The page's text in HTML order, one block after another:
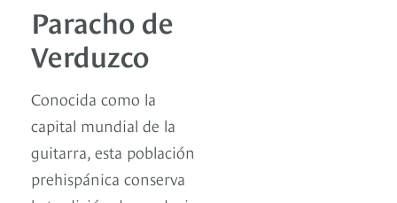
Paracho de
Verduzco
Conocida como la
capital mundial de la
guitarra, esta población
prehispánica conserva